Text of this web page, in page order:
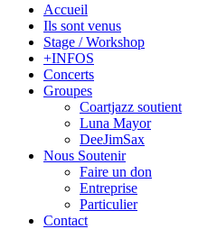
Accueil
Ils sont venus
Stage / Workshop
+INFOS
Concerts
Groupes
Coartjazz soutient
Luna Mayor
DeeJimSax
Nous Soutenir
Faire un don
Entreprise
Particulier
Contact